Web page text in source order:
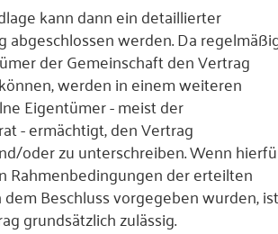
kann dann ein detaillierter
abgeschlossen werden. Da
der Gemeinschaft den Vertrag
werden in einem weiteren
Eigentümer - meist der
- ermächtigt, den Vertrag
oder zu unterschreiben. Wenn
Rahmenbedingungen der erteilten
Beschluss vorgegeben wurden, ist
grundsätzlich zulässig.